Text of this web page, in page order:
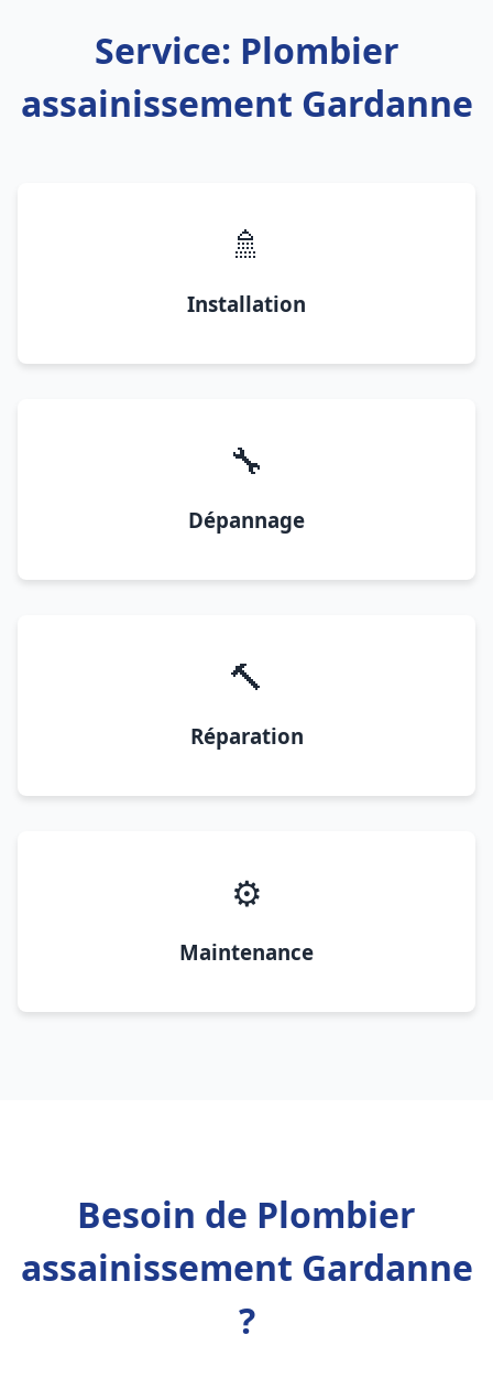
Service: Plombier
assainissement Gardanne
🚿
Installation
🔧
Dépannage
🔨
Réparation
⚙️
Maintenance
Besoin de Plombier
assainissement Gardanne
?